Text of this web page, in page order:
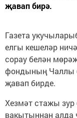
җавап бирә.
Газета
елгы кешеләр
сорау белән
фондының Чаллы
җавап бирде.
Хезмәт стажы зур
вакытыннан алда